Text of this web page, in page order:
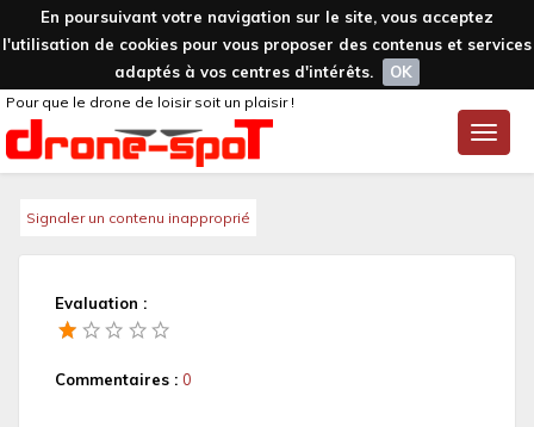
En poursuivant votre navigation sur le site, vous acceptez
l'utilisation de cookies pour vous proposer des contenus et services
adaptés à vos centres d'intérêts.
OK
Toggle
Pour que le drone de loisir soit un plaisir !
Signaler un contenu inapproprié
Evaluation :
Commentaires : 0